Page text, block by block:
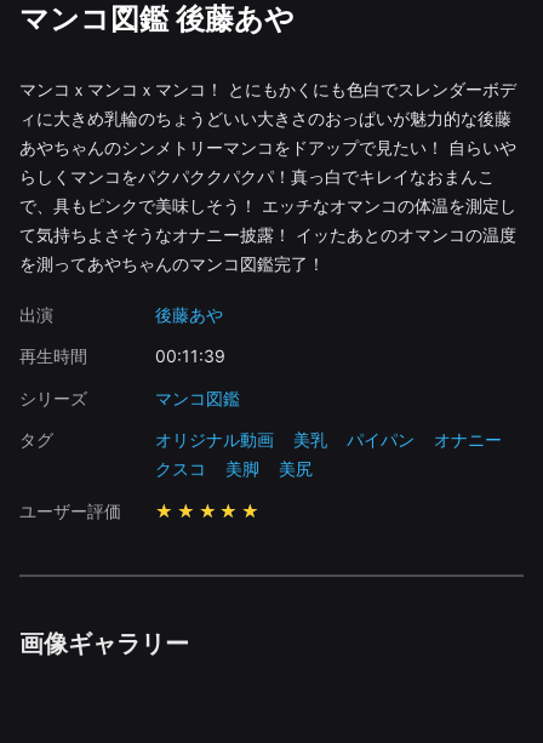
マンコ図鑑 後藤あや
マンコｘマンコｘマンコ！ とにもかくにも色白でスレンダーボデ
ィに大きめ乳輪のちょうどいい大きさのおっぱいが魅力的な後藤
あやちゃんのシンメトリーマンコをドアップで見たい！ 自らいや
らしくマンコをパクパククパクパ！真っ白でキレイなおまんこ
で、具もピンクで美味しそう！ エッチなオマンコの体温を測定し
て気持ちよさそうなオナニー披露！ イッたあとのオマンコの温度
を測ってあやちゃんのマンコ図鑑完了！
出演 後藤あや
再生時間 00:11:39
シリーズ マンコ図鑑
タグ オリジナル動画 美乳 パイパン
オナニー
クスコ
美脚 美尻
ユーザー評価 ★★★★★
画像ギャラリー